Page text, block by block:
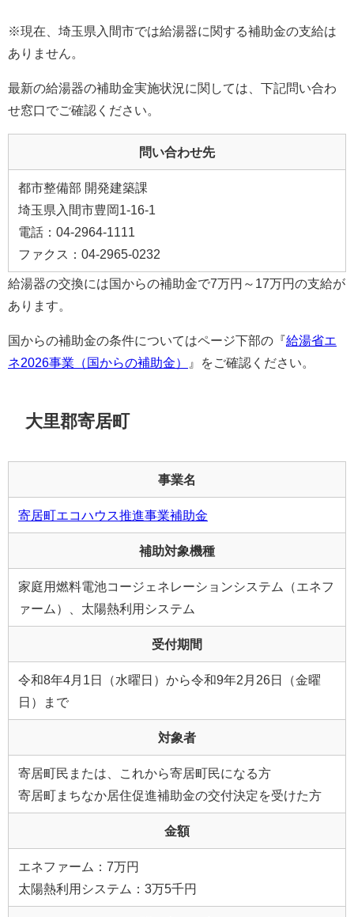
※現在、埼玉県入間市では給湯器に関する補助金の支給は
ありません。
最新の給湯器の補助金実施状況に関しては、下記問い合わ
せ窓口でご確認ください。
問い合わせ先
都市整備部 開発建築課
埼玉県入間市豊岡1-16-1
電話：04-2964-1111
ファクス：04-2965-0232
給湯器の交換には国からの補助金で7万円～17万円の支給が
あります。
国からの補助金の条件についてはページ下部の『給湯省エ
ネ2026事業（国からの補助金）
』をご確認ください。
大里郡寄居町
事業名
寄居町エコハウス推進事業補助金
補助対象機種
家庭用燃料電池コージェネレーションシステム（エネフ
ァーム）、太陽熱利用システム
受付期間
令和8年4月1日（水曜日）から令和9年2月26日（金曜
日）まで
対象者
寄居町民または、これから寄居町民になる方
寄居町まちなか居住促進補助金の交付決定を受けた方
金額
エネファーム：7万円
太陽熱利用システム：3万5千円